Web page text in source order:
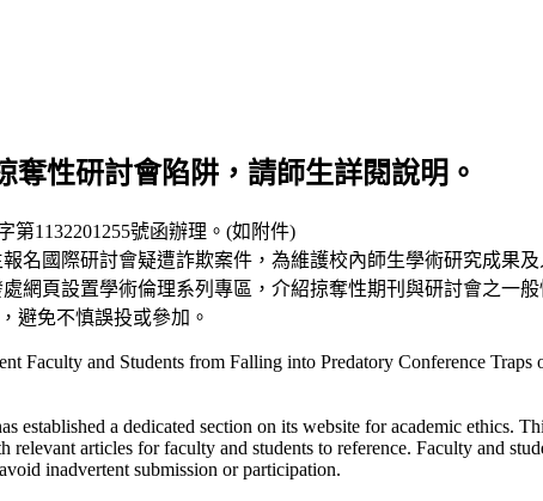
奪性研討會陷阱，請師生詳閱說明。
第1132201255號函辦理。(如附件)
名國際研討會疑遭詐欺案件，為維護校內師生學術研究成果
網頁設置學術倫理系列專區，介紹掠奪性期刊與研討會之一
避免不慎誤投或參加。
Faculty and Students from Falling into Predatory Conference Traps
established a dedicated section on its website for academic ethics.
articles for faculty and students to reference. Faculty and
inadvertent submission or participation.